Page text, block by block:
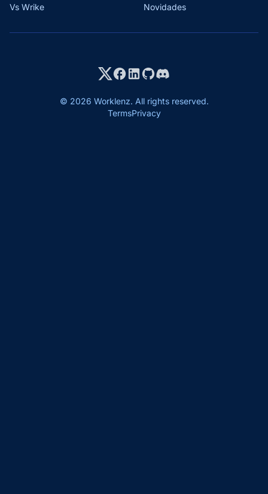
Vs Wrike Novidades
© 2026 Worklenz. All rights reserved.
TermsPrivacy